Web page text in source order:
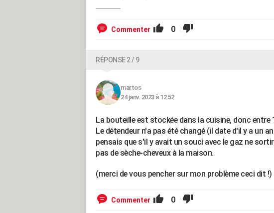
Commenter 0
RÉPONSE 2 / 9
martos
24 janv. 2023 à 12:52
La bouteille est stockée dans la cuisine, donc entre
Le détendeur n'a pas été changé (il date d'il y a un
pensais que s'il y avait un souci avec le gaz ne
pas de sèche-cheveux à la maison.
(merci de vous pencher sur mon problème ceci dit !)
Commenter 0